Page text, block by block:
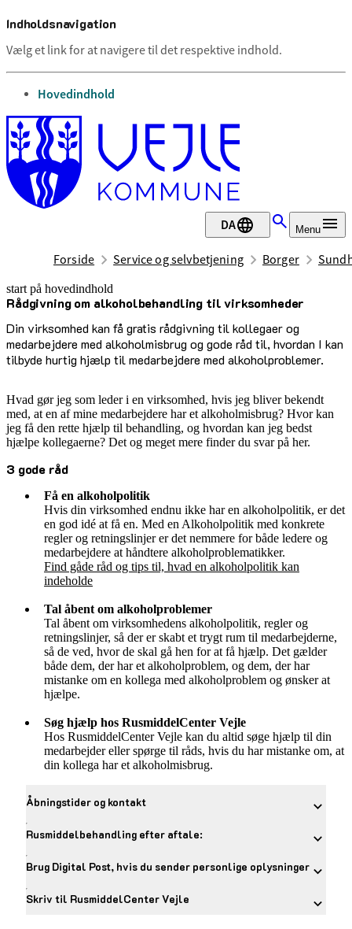
Indholdsnavigation
Vælg et link for at navigere til det respektive indhold.
gå til
Hovedindhold
DA Menu
Forside Service og selvbetjening Borger
start på hovedindhold
Rådgivning om alkoholbehandling til virksomheder
Din virksomhed kan få gratis rådgivning til kollegaer og
medarbejdere med alkoholmisbrug og gode råd til, hvordan I kan
tilbyde hurtig hjælp til medarbejdere med alkoholproblemer.
senest opdateret 11. februar 2025
Hvad gør jeg som leder i en virksomhed, hvis jeg bliver bekendt
med, at en af mine medarbejdere har et alkoholmisbrug? Hvor kan
jeg få den rette hjælp til behandling, og hvordan kan jeg bedst
hjælpe kollegaerne? Det og meget mere finder du svar på her.
3 gode råd
Få en alkoholpolitik
Hvis din virksomhed endnu ikke har en alkoholpolitik, er det
en god idé at få en. Med en Alkoholpolitik med konkrete
regler og retningslinjer er det nemmere for både ledere og
medarbejdere at håndtere alkoholproblematikker.
Find gåde råd og tips til, hvad en alkoholpolitik kan
indeholde
Tal åbent om alkoholproblemer
Tal åbent om virksomhedens alkoholpolitik, regler og
retningslinjer, så der er skabt et trygt rum til medarbejderne,
så de ved, hvor de skal gå hen for at få hjælp. Det gælder
både dem, der har et alkoholproblem, og dem, der har
mistanke om en kollega med alkoholproblem og ønsker at
hjælpe.
Søg hjælp hos RusmiddelCenter Vejle
Hos RusmiddelCenter Vejle kan du altid søge hjælp til din
medarbejder eller spørge til råds, hvis du har mistanke om, at
din kollega har et alkoholmisbrug.
Åbningstider og kontakt
Rusmiddelbehandling efter aftale:
Brug Digital Post, hvis du sender personlige oplysninger
Skriv til RusmiddelCenter Vejle